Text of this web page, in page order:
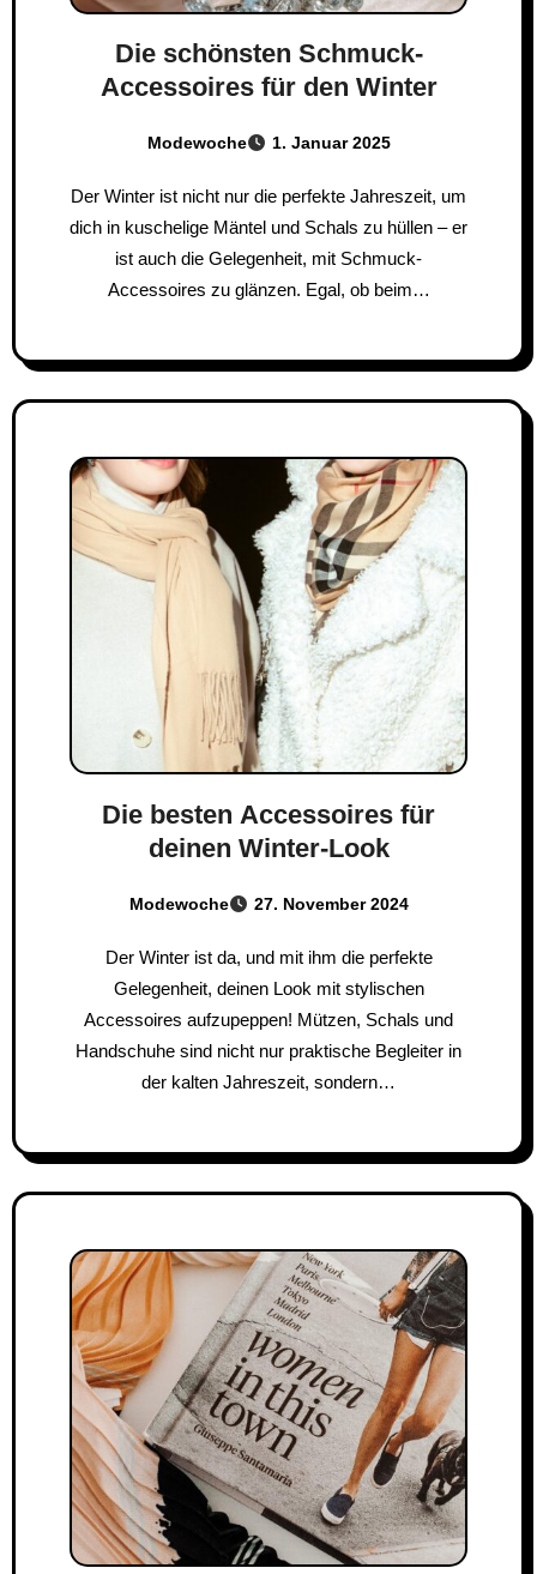
Die schönsten Schmuck-
Accessoires für den Winter
Modewoche 1. Januar 2025
Der Winter ist nicht nur die perfekte Jahreszeit, um
dich in kuschelige Mäntel und Schals zu hüllen – er
ist auch die Gelegenheit, mit Schmuck-
Accessoires zu glänzen. Egal, ob beim…
Die besten Accessoires für
deinen Winter-Look
Modewoche 27. November 2024
Der Winter ist da, und mit ihm die perfekte
Gelegenheit, deinen Look mit stylischen
Accessoires aufzupeppen! Mützen, Schals und
Handschuhe sind nicht nur praktische Begleiter in
der kalten Jahreszeit, sondern…